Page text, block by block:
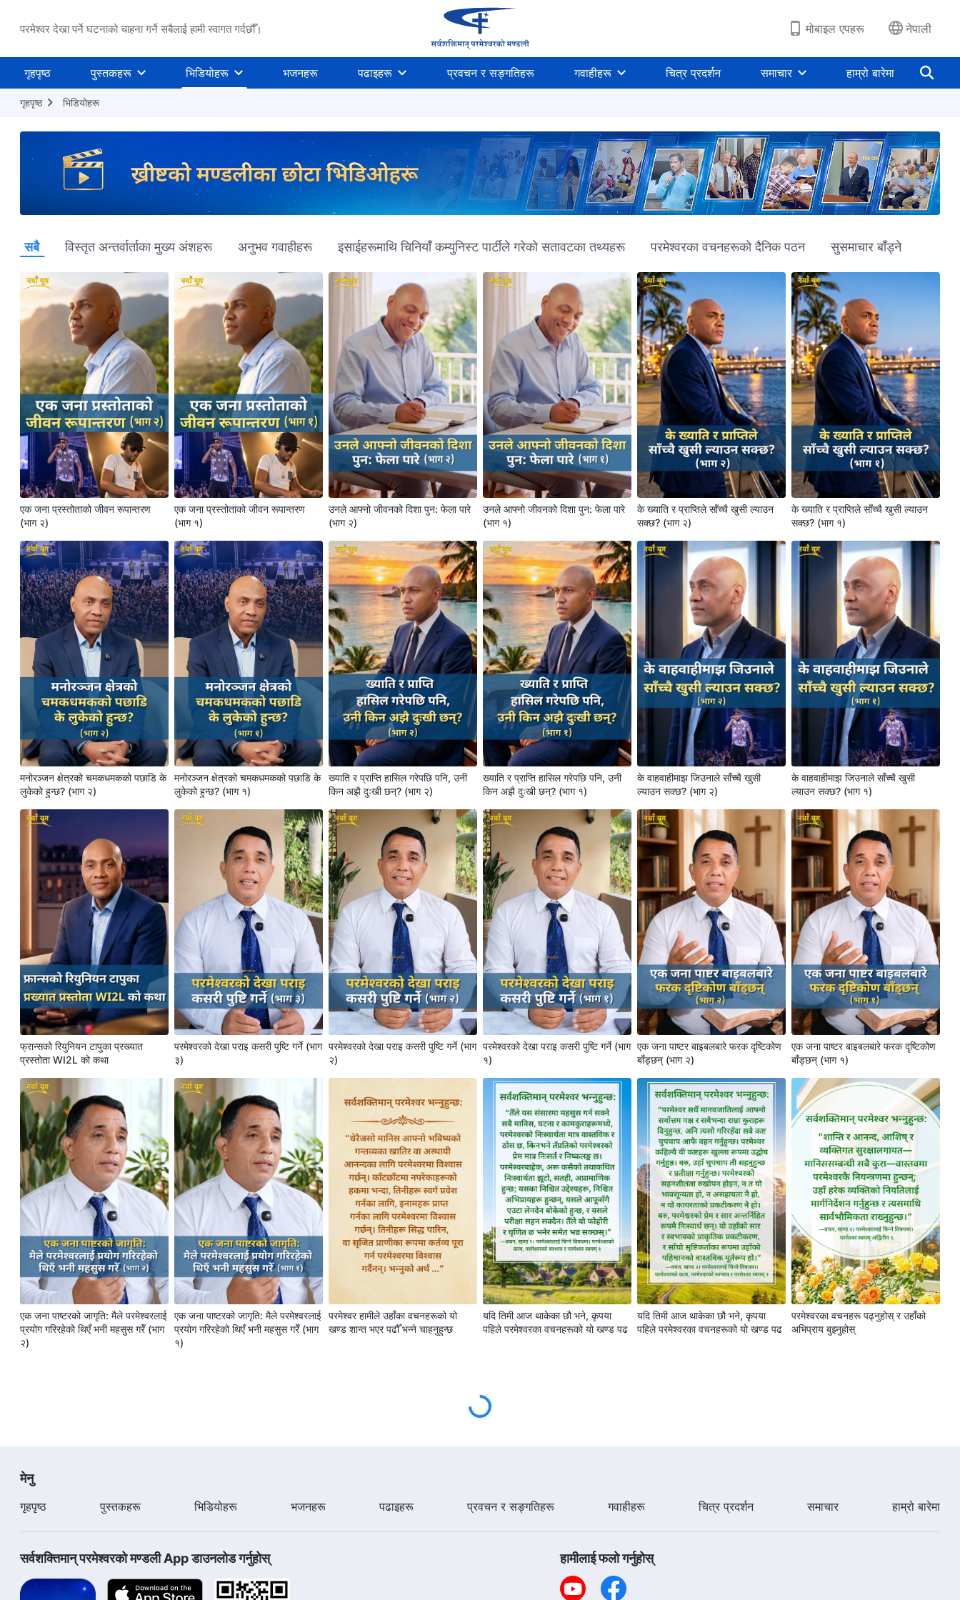
परमेश्वर देखा पर्ने घटनाको चाहना गर्ने सबैलाई हामी स्वागत गर्दछौँ। मोबाइल एपहरू नेपाली
गृहपृष्ठ पुस्तकहरू भिडियोहरू भजनहरू पढाइहरू प्रवचन र सङ्गतिहरू गवाहीहरू चित्र प्रदर्शन समाचार हाम्रो बारेमा
गृहपृष्ठ भिडियोहरू
सबै विस्तृत अन्तर्वार्ताका मुख्य अंशहरू अनुभव गवाहीहरू इसाईहरूमाथि चिनियाँ कम्युनिस्ट पार्टीले गरेको सतावटका तथ्यहरू परमेश्‍वरका वचनहरूको दैनिक पठन सुसमाचार बाँड्ने
एक जना प्रस्तोताको जीवन रूपान्तरण
(भाग २)
एक जना प्रस्तोताको जीवन रूपान्तरण
(भाग १)
उनले आफ्नो जीवनको दिशा पुन: फेला पारे
(भाग २)
उनले आफ्नो जीवनको दिशा पुन: फेला पारे
(भाग १)
के ख्याति र प्राप्तिले साँच्चै खुसी ल्याउन
सक्छ? (भाग २)
के ख्याति र प्राप्तिले साँच्चै खुसी ल्याउन
सक्छ? (भाग १)
मनोरञ्जन क्षेत्रको चमकधमकको पछाडि के
लुकेको हुन्छ? (भाग २)
मनोरञ्जन क्षेत्रको चमकधमकको पछाडि के
लुकेको हुन्छ? (भाग १)
ख्याति र प्राप्ति हासिल गरेपछि पनि, उनी
किन अझै दुःखी छन्? (भाग २)
ख्याति र प्राप्ति हासिल गरेपछि पनि, उनी
किन अझै दुःखी छन्? (भाग १)
के वाहवाहीमाझ जिउनाले साँच्चै खुसी
ल्याउन सक्छ? (भाग २)
के वाहवाहीमाझ जिउनाले साँच्चै खुसी
ल्याउन सक्छ? (भाग १)
फ्रान्सको रियुनियन टापुका प्रख्यात
प्रस्तोता WI2L को कथा
परमेश्‍वरको देखा पराइ कसरी पुष्टि गर्ने (भाग
३)
परमेश्‍वरको देखा पराइ कसरी पुष्टि गर्ने (भाग
२)
परमेश्‍वरको देखा पराइ कसरी पुष्टि गर्ने (भाग
१)
एक जना पाष्टर बाइबलबारे फरक दृष्टिकोण
बाँड्छन् (भाग २)
एक जना पाष्टर बाइबलबारे फरक दृष्टिकोण
बाँड्छन् (भाग १)
एक जना पाष्टरको जागृति: मैले परमेश्‍वरलाई
प्रयोग गरिरहेको थिएँ भनी महसुस गरेँ (भाग
२)
एक जना पाष्टरको जागृति: मैले परमेश्‍वरलाई
प्रयोग गरिरहेको थिएँ भनी महसुस गरेँ (भाग
१)
परमेश्‍वर हामीले उहाँका वचनहरूको यो
खण्ड शान्त भएर पढौँ भन्‍ने चाहनुहुन्छ
यदि तिमी आज थाकेका छौ भने, कृपया
पहिले परमेश्‍वरका वचनहरूको यो खण्ड पढ
यदि तिमी आज थाकेका छौ भने, कृपया
पहिले परमेश्‍वरका वचनहरूको यो खण्ड पढ
परमेश्‍वरका वचनहरू पढ्नुहोस् र उहाँको
अभिप्राय बुझ्नुहोस्
परमेश्‍वर हामीले उहाँका वचनहरूको यो परमेश्‍वरका वचनहरू पढ्नुहोस् र उहाँको मभन्दा असल मानिसहरूलाई कसरी व्यवहार